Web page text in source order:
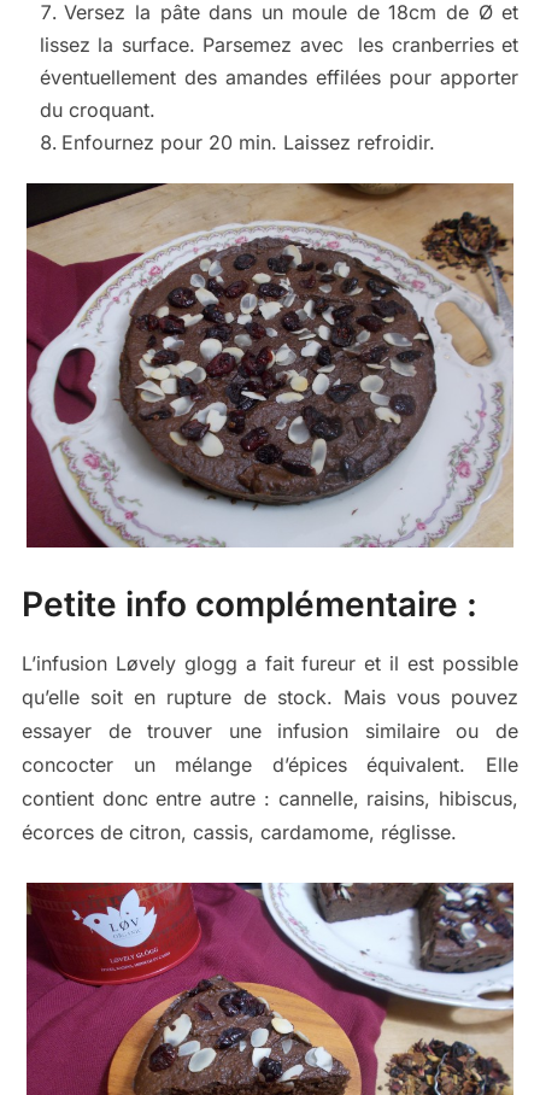
Versez la pâte dans un moule de 18cm de Ø et
lissez la surface. Parsemez avec les cranberries et
éventuellement des amandes effilées pour apporter
du croquant.
Enfournez pour 20 min. Laissez refroidir.
Petite info complémentaire :
L’infusion Løvely glogg a fait fureur et il est possible
qu’elle soit en rupture de stock. Mais vous pouvez
essayer de trouver une infusion similaire ou de
concocter un mélange d’épices équivalent. Elle
contient donc entre autre : cannelle, raisins, hibiscus,
écorces de citron, cassis, cardamome, réglisse.